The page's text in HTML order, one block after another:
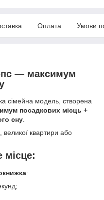
Оплата Умови
— максимум
сімейна модель, створена
посадкових місць +
сну.
великої квартири або
місце:
: